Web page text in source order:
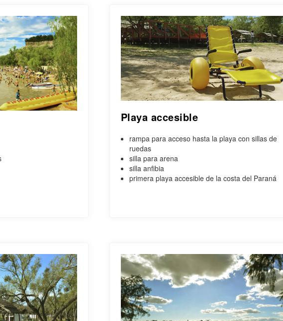
Playa accesible
rampa para acceso hasta la playa con sillas de
ruedas
silla para arena
silla anfibia
primera playa accesible de la costa del Paraná